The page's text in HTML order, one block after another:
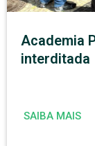
Academia
interditada
SAIBA MAIS